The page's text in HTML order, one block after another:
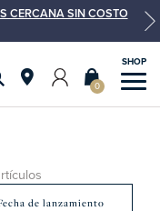
CERCANA SIN COSTO
0